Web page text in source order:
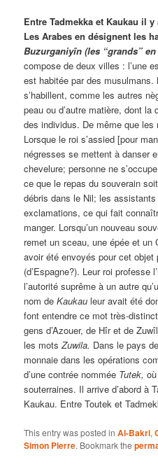
Entre Tadmekka et Kaukau il
Les Arabes en désignent les
Buzurganiyîn (les “grands”
compose de deux villes : l’une
est habitée par des musulmans.
s’habillent, comme les autres
peau ou d’autre matière, dont
des individus. De même que
Lorsque le roi s’assied [pour
négresses se mettent à danser
chevelure; personne ne
ce que le repas du souverain
débris dans le Nil; les
exclamations, ce qui fait
manger. Lorsqu’un nouveau
remet un sceau, une épée et un
avoir été envoyés pour cet objet
(d’Espagne?). Leur roi professe
l’autorité suprême à un autre
nom deKaukauleur avait été
font entendre ce mot très-
gens d’Azouer, de Hîr et de
les motsZuwila. Dans le pays
monnaie dans les opérations
d’une contrée nommée Tutek,
souterraines. Il arrive d’abord à
Kaukau. Entre Toutek et
This entry was posted inAl-Bakri,
Simon Pierre. Bookmark the